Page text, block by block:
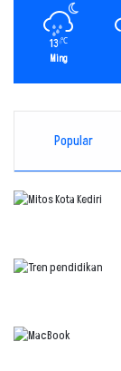
13℃
Ming
Popular